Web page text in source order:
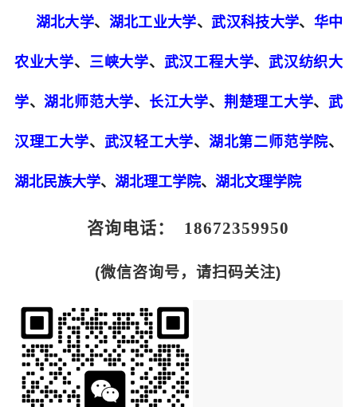
湖北大学、 湖北工业大学、武汉科技大学、 华中
农业大学、 三峡大学、 武汉工程大学、武汉纺织大
学、湖北师范大学、 长江大学、 荆楚理工大学、武
汉理工大学、 武汉轻工大学、 湖北第二师范学院、
湖北民族大学、 湖北理工学院、 湖北文理学院
咨询电话： 18672359950
(微信咨询号，请扫码关注)